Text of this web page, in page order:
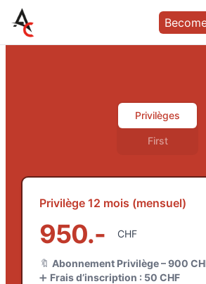
Athletics Center Noville
Privilèges
First
Privilège 12 mois (mensuel)
950.- CHF
🔖 Abonnement Privilège – 900
➕ Frais d’inscription : 50 CHF